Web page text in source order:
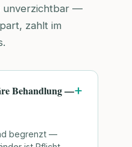
unverzichtbar —
zahlt im
Behandlung —
begrenzt —